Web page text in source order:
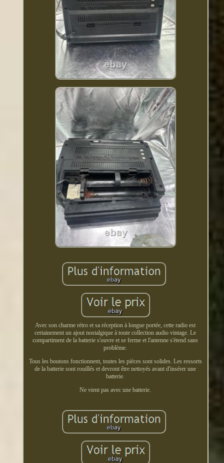
Avec son charme rétro et sa réception à longue portée, cette radio est
certainement un ajout nostalgique à toute collection audio vintage. Le
compartiment de la batterie s'ouvre et se ferme et l'antenne s'étend sans
problème.
Tous les boutons fonctionnent, toutes les pièces sont solides. Les ressorts
de la batterie sont rouillés et devront être nettoyés avant d'insérer une
batterie.
Ne vient pas avec une batterie.